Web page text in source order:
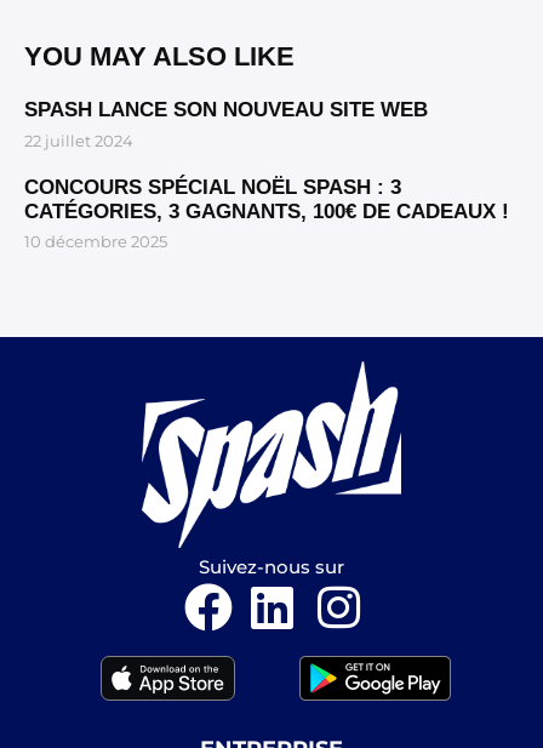
YOU MAY ALSO LIKE
SPASH LANCE SON NOUVEAU SITE WEB
22 juillet 2024
CONCOURS SPÉCIAL NOËL SPASH : 3
CATÉGORIES, 3 GAGNANTS, 100€ DE CADEAUX !
10 décembre 2025
Suivez-nous sur